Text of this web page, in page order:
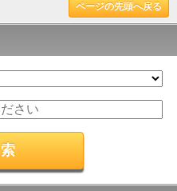
ページの先頭へ戻る